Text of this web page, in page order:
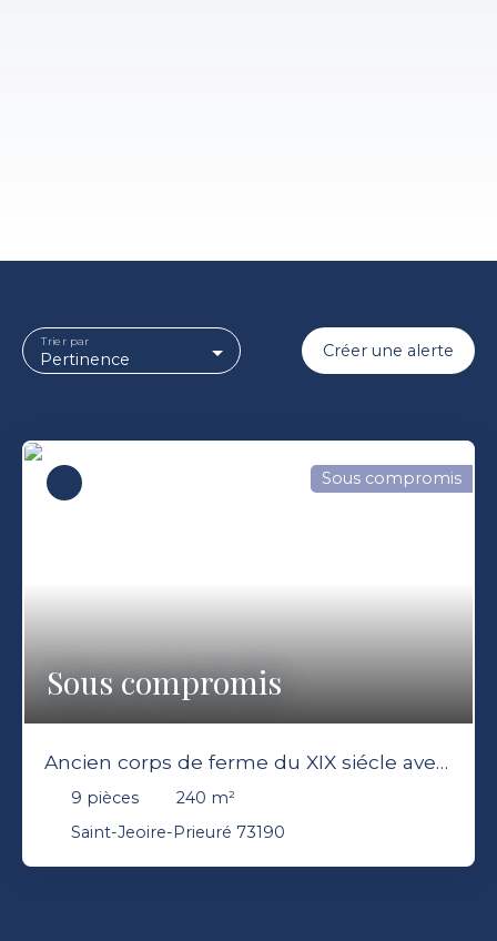
Pertinence
Trier par Créer une alerte
Sous compromis
Sous compromis
Ancien corps de ferme du XIX siécle avec
maison d'hôtes
9 pièces 240 m²
Saint-Jeoire-Prieuré 73190